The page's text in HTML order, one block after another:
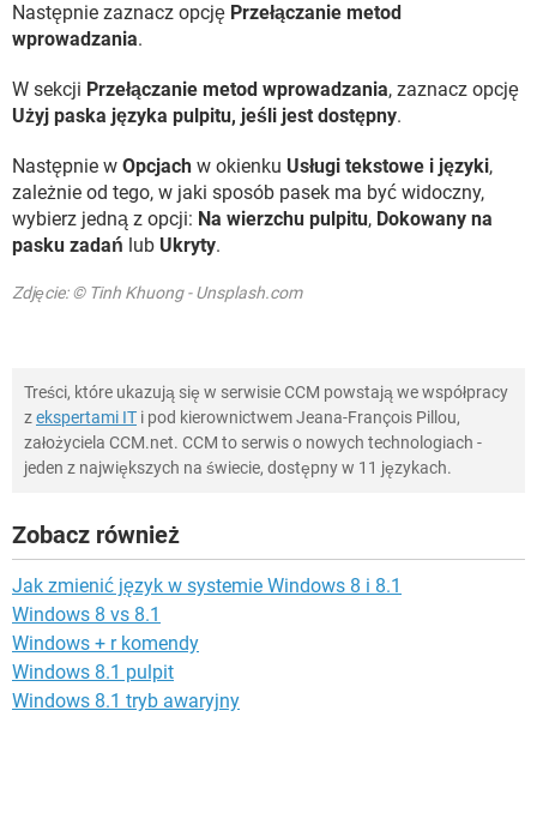
Następnie zaznacz opcję Przełączanie metod
wprowadzania.
W sekcji Przełączanie metod wprowadzania, zaznacz opcję
Użyj paska języka pulpitu, jeśli jest dostępny.
Następnie w Opcjach w okienku Usługi tekstowe i języki,
zależnie od tego, w jaki sposób pasek ma być widoczny,
wybierz jedną z opcji: Na wierzchu pulpitu, Dokowany na
pasku zadań lub Ukryty.
Zdjęcie: © Tinh Khuong - Unsplash.com
Treści, które ukazują się w serwisie CCM powstają we współpracy
zekspertami IT i pod kierownictwem Jeana-François Pillou,
założyciela CCM.net. CCM to serwis o nowych technologiach -
jeden z największych na świecie, dostępny w 11 językach.
Zobacz również
Jak zmienić język w systemie Windows 8 i 8.1
Windows 8 vs 8.1
Windows + r komendy
Windows 8.1 pulpit
Windows 8.1 tryb awaryjny